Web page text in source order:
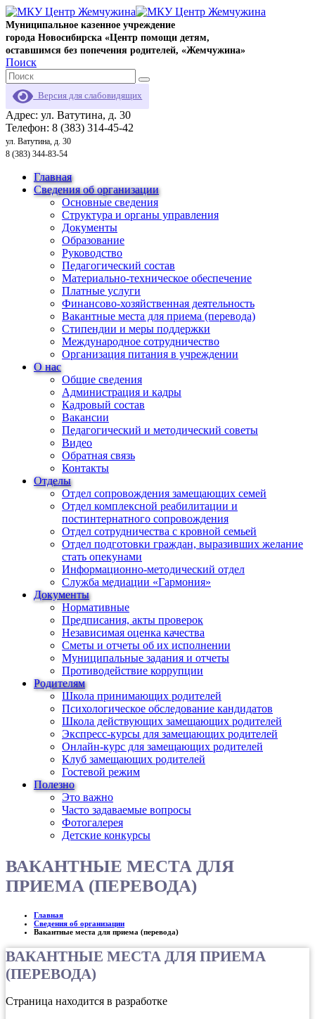
Муниципальное казенное учреждение
города Новосибирска «Центр помощи детям,
оставшимся без попечения родителей, «Жемчужина»
Поиск
Версия для слабовидящих
Адрес: ул. Ватутина, д. 30
Телефон: 8 (383) 314-45-42
ул. Ватутина, д. 30
8 (383) 344-83-54
Главная
Сведения об организации
Основные сведения
Структура и органы управления
Документы
Образование
Руководство
Педагогический состав
Материально-техническое обеспечение
Платные услуги
Финансово-хозяйственная деятельность
Вакантные места для приема (перевода)
Стипендии и меры поддержки
Международное сотрудничество
Организация питания в учреждении
О нас
Общие сведения
Администрация и кадры
Кадровый состав
Вакансии
Педагогический и методический советы
Видео
Обратная связь
Контакты
Отделы
Отдел сопровождения замещающих семей
Отдел комплексной реабилитации и
постинтернатного сопровождения
Отдел сотрудничества с кровной семьей
Отдел подготовки граждан, выразивших желание
стать опекунами
Информационно-методический отдел
Служба медиации «Гармония»
Документы
Нормативные
Предписания, акты проверок
Независимая оценка качества
Сметы и отчеты об их исполнении
Муниципальные задания и отчеты
Противодействие коррупции
Родителям
Школа принимающих родителей
Психологическое обследование кандидатов
Школа действующих замещающих родителей
Экспресс-курсы для замещающих родителей
Онлайн-курс для замещающих родителей
Клуб замещающих родителей
Гостевой режим
Полезно
Это важно
Часто задаваемые вопросы
Фотогалерея
Детские конкурсы
ВАКАНТНЫЕ МЕСТА ДЛЯ
ПРИЕМА (ПЕРЕВОДА)
Главная
Сведения об организации
Вакантные места для приема (перевода)
ВАКАНТНЫЕ МЕСТА ДЛЯ ПРИЕМА
(ПЕРЕВОДА)
Страница находится в разработке